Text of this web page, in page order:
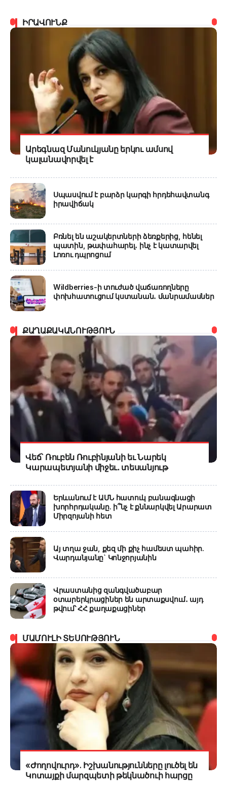
ԻՐԱՎՈՒՆՔ
Արեգնազ Մանուկյանը երկու ամսով
կալանավորվել է
Սպասվում է բարձր կարգի հրդեհավտանգ
իրավիճակ
Բռնել են աշակերտների ձեռքերից, հենել
պատին, թափահարել․ ինչ է կատարվել
Լոռու դպրոցում
Wildberries-ի տուժած վաճառողները
փոխհատուցում կստանան․ մանրամասներ
ՔԱՂԱՔԱԿԱՆՈՒԹՅՈՒՆ
Վեճ՝ Ռուբեն Ռուբինյանի եւ Նարեկ
Կարապետյանի միջեւ․ տեսանյութ
Երևանում է ԱՄՆ հատուկ բանագնացի
խորհրդականը. ի՞նչ է քննարկվել Արարատ
Միրզոյանի հետ
Այ տղա ջան, քեզ մի քիչ համեստ պահիր.
Վարդանյանը` Կոնջորյանին
Վրաստանից զանգվածաբար
օտարերկրացիներ են արտաքսվում․ այդ
թվում՝ ՀՀ քաղաքացիներ
ՄԱՄՈՒԼԻ ՏԵՍՈՒԹՅՈՒՆ
«Ժողովուրդ». Իշխանությունները լուծել են
Կոտայքի մարզպետի թեկնածուի հարցը